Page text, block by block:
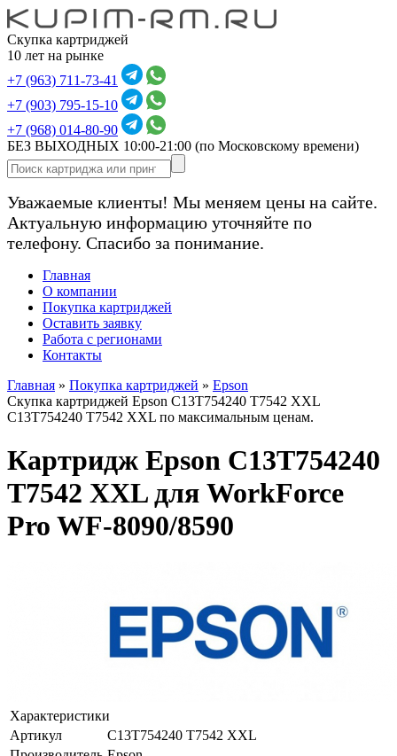
Скупка картриджей
10 лет на рынке
+7 (963) 711-73-41
+7 (903) 795-15-10
+7 (968) 014-80-90
БЕЗ ВЫХОДНЫХ 10:00-21:00 (по Московскому времени)
Уважаемые клиенты! Мы меняем цены на сайте.
Актуальную информацию уточняйте по
телефону. Спасибо за понимание.
Главная
О компании
Покупка картриджей
Оставить заявку
Работа с регионами
Контакты
Главная » Покупка картриджей » Epson
Скупка картриджей Epson C13T754240 T7542 XXL
C13T754240 T7542 XXL по максимальным ценам.
Картридж Epson C13T754240
T7542 XXL для WorkForce
Pro WF-8090/8590
Характеристики
Артикул
C13T754240 T7542 XXL